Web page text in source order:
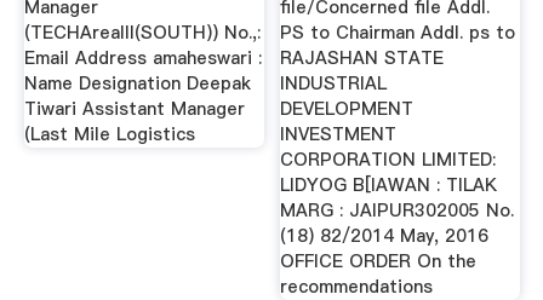
Manager
(TECHAreaIII(SOUTH)) No.,:
Email Address amaheswari :
Name Designation Deepak
Tiwari Assistant Manager
(Last Mile Logistics
file/Concerned file Addl.
PS to Chairman Addl. ps to
RAJASHAN STATE
INDUSTRIAL
DEVELOPMENT
INVESTMENT
CORPORATION LIMITED:
LIDYOG B[IAWAN : TILAK
MARG : JAIPUR302005 No.
(18) 82/2014 May, 2016
OFFICE ORDER On the
recommendations